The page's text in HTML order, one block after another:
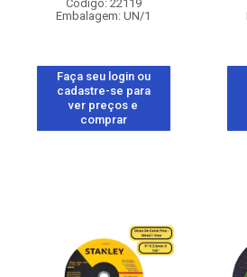
Código: 22119
Embalagem: UN/1
Faça seu login ou
cadastre-se para
ver preços e
comprar